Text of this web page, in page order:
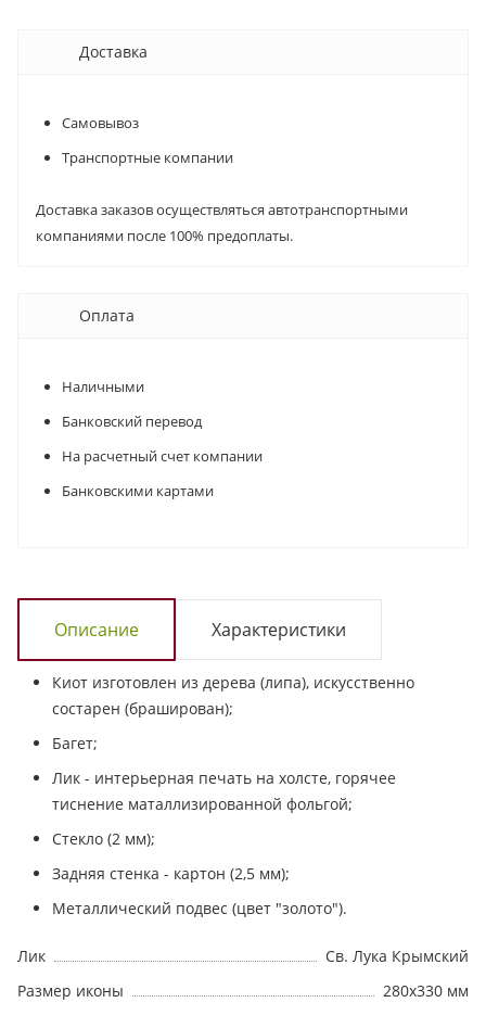
Доставка
Самовывоз
Транспортные компании
Доставка заказов осуществляться автотранспортными
компаниями после 100% предоплаты.
Оплата
Наличными
Банковский перевод
На расчетный счет компании
Банковскими картами
Описание Характеристики
Киот изготовлен из дерева (липа), искусственно
состарен (браширован);
Багет;
Лик - интерьерная печать на холсте, горячее
тиснение маталлизированной фольгой;
Стекло (2 мм);
Задняя стенка - картон (2,5 мм);
Металлический подвес (цвет "золото").
Лик
Св. Лука Крымский
Размер иконы
280х330 мм